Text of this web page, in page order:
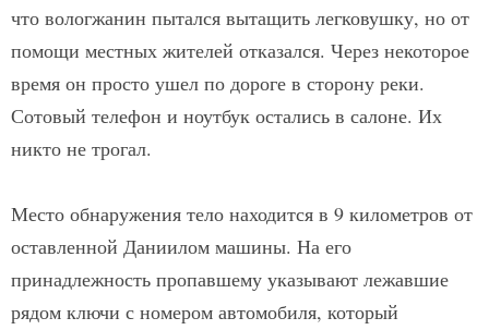
что вологжанин пытался вытащить легковушку, но от
помощи местных жителей отказался. Через некоторое
время он просто ушел по дороге в сторону реки.
Сотовый телефон и ноутбук остались в салоне. Их
никто не трогал.
Место обнаружения тело находится в 9 километров от
оставленной Даниилом машины. На его
принадлежность пропавшему указывают лежавшие
рядом ключи с номером автомобиля, который